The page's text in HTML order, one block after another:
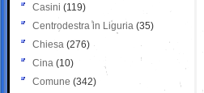
Casini (119)
Centrodestra in Liguria (35)
Chiesa (276)
Cina (10)
Comune (342)